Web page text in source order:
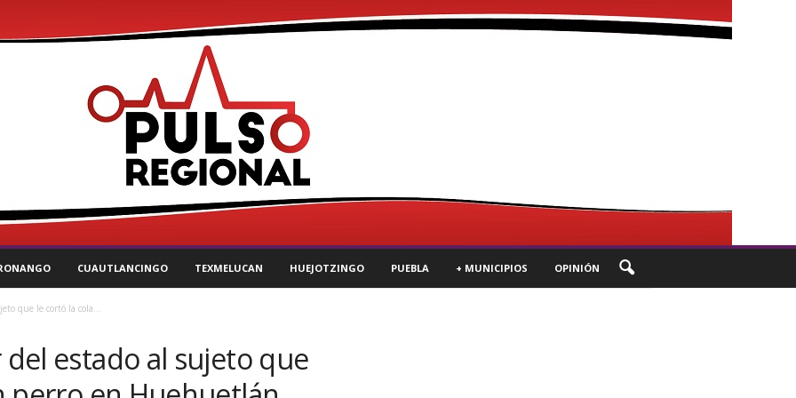
CUAUTLANCINGO TEXMELUCAN HUEJOTZINGO PUEBLA + MUNICIPIOS OPINIÓN
que le cortó la cola...
estado al sujeto que